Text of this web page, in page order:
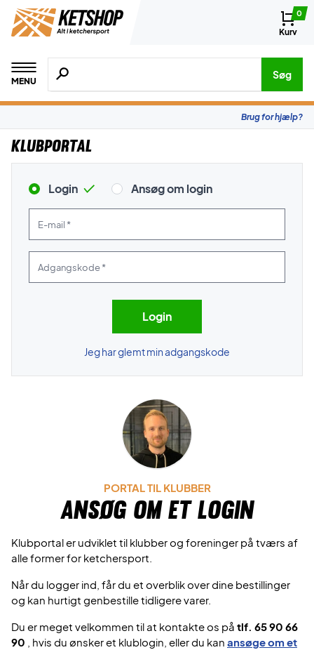
0
Kurv
MENU
Søg efter produkter, mærker etc.
Søg
Brug for hjælp?
Klubportal
Login Ansøg om login
Jeg har glemt min adgangskode
PORTAL TIL KLUBBER
Ansøg om et login
Klubportal er udviklet til klubber og foreninger på tværs af
alle former for ketchersport.
Når du logger ind, får du et overblik over dine bestillinger
og kan hurtigt genbestille tidligere varer.
Du er meget velkommen til at kontakte os på tlf. 65 90 66
90
, hvis du ønsker et klublogin, eller du kan ansøge om et